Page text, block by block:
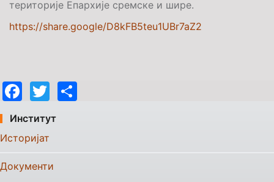
територије Епархије сремске и шире.
https://share.google/D8kFB5teu1UBr7aZ2
Facebook
Twitter
Институт
Историјат
Документи